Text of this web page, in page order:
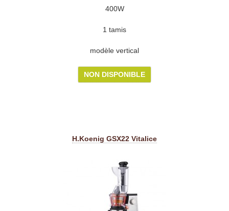
400W
1 tamis
modèle vertical
NON DISPONIBLE
H.Koenig GSX22 Vitalice